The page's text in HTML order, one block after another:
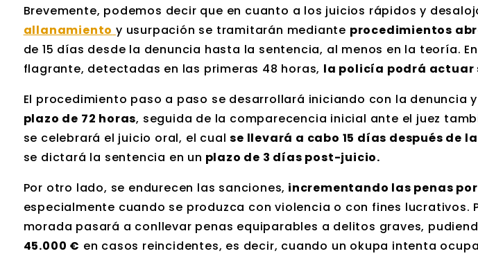
Brevemente, podemos decir que en cuanto a los juicios rápidos y
allanamiento y usurpación se tramitarán mediante procedimientos
de 15 días desde la denuncia hasta la sentencia, al menos en la teoría.
flagrante, detectadas en las primeras 48 horas, la policía podrá actuar
El procedimiento paso a paso se desarrollará iniciando con la denuncia
plazo de 72 horas, seguida de la comparecencia inicial ante el juez
se celebrará el juicio oral, el cualse llevará a cabo 15 días después de
se dictará la sentencia en un plazo de 3 días post-juicio.
Por otro lado, se endurecen las sanciones, incrementando las penas
especialmente cuando se produzca con violencia o con fines lucrativos.
morada pasará a conllevar penas equiparables a delitos graves,
45.000 € en casos reincidentes, es decir, cuando un okupa intenta